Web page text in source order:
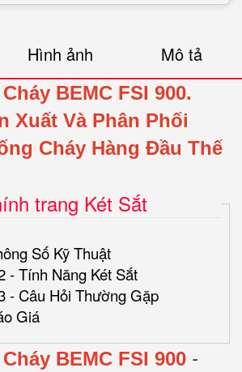
Hình ảnh Mô tả
BEMC FSI 900.
Xuất Và Phân Phối
Cháy Hàng Đầu Thế
trang Két Sắt
Số Kỹ Thuật
- Tính Năng Két Sắt
- Câu Hỏi Thường Gặp
Giá
BEMC FSI 900 -